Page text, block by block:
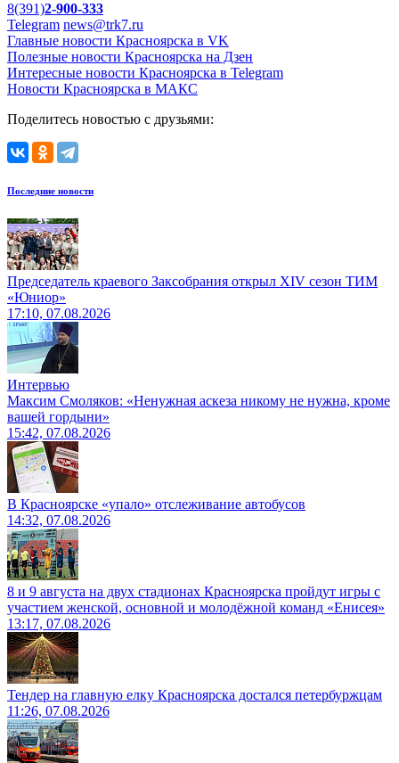
8(391)2-900-333
Telegram news@trk7.ru
Главные новости Красноярска в VK
Полезные новости Красноярска на Дзен
Интересные новости Красноярска в Telegram
Новости Красноярска в МАКС
Поделитесь новостью с друзьями:
Последние новости
Председатель краевого Заксобрания открыл XIV сезон ТИМ
«Юниор»
17:10, 07.08.2026
Интервью
Максим Смоляков: «Ненужная аскеза никому не нужна, кроме
вашей гордыни»
15:42, 07.08.2026
В Красноярске «упало» отслеживание автобусов
14:32, 07.08.2026
8 и 9 августа на двух стадионах Красноярска пройдут игры с
участием женской, основной и молодёжной команд «Енисея»
13:17, 07.08.2026
Тендер на главную елку Красноярска достался петербуржцам
11:26, 07.08.2026